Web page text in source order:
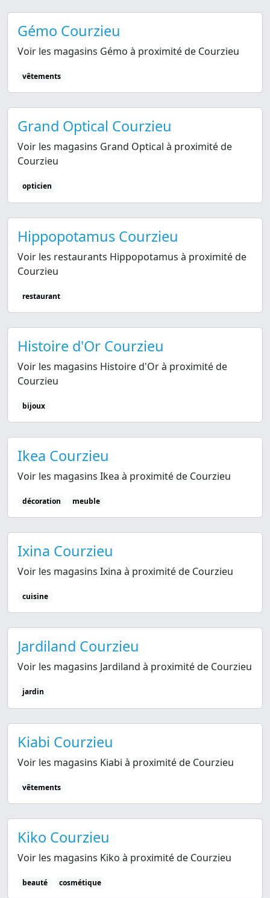
Gémo Courzieu
Voir les magasins Gémo à proximité de Courzieu
vêtements
Grand Optical Courzieu
Voir les magasins Grand Optical à proximité de
Courzieu
opticien
Hippopotamus Courzieu
Voir les restaurants Hippopotamus à proximité de
Courzieu
restaurant
Histoire d'Or Courzieu
Voir les magasins Histoire d'Or à proximité de
Courzieu
bijoux
Ikea Courzieu
Voir les magasins Ikea à proximité de Courzieu
décoration meuble
Ixina Courzieu
Voir les magasins Ixina à proximité de Courzieu
cuisine
Jardiland Courzieu
Voir les magasins Jardiland à proximité de Courzieu
jardin
Kiabi Courzieu
Voir les magasins Kiabi à proximité de Courzieu
vêtements
Kiko Courzieu
Voir les magasins Kiko à proximité de Courzieu
beauté cosmétique